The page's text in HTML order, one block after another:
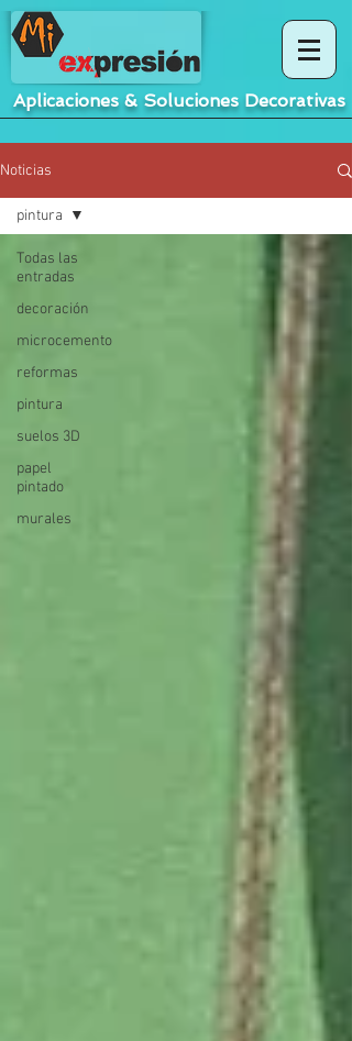
Aplicaciones & Soluciones Decorativas
Noticias
Todas las
entradas
decoración
microcemento
reformas
pintura
suelos 3D
papel
pintado
murales
pintura